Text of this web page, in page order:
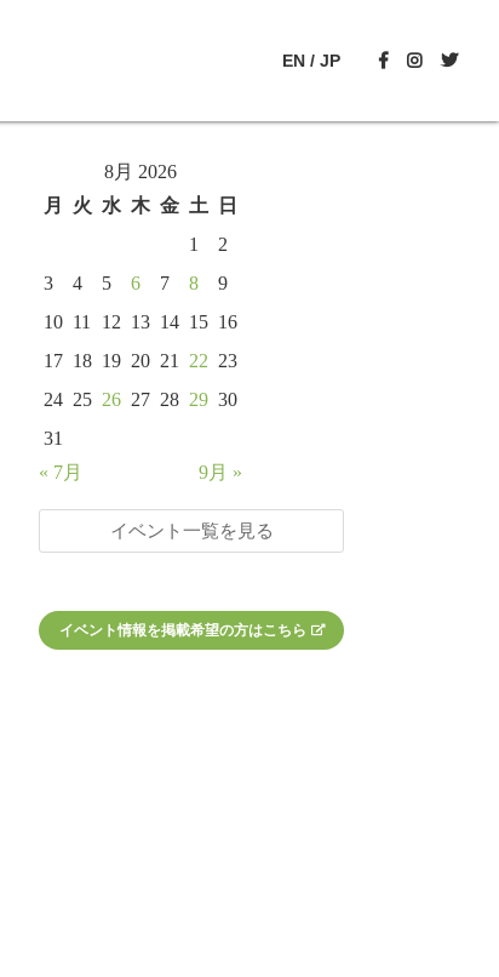
EN / JP
8月 2026
月
火 水 木 金 土
日
1
2
3
4 5 6 7 8
9
10 11 12 13 14 15 16
17 18 19 20 21 22 23
24 25 26 27 28 29 30
31
« 7月
9月 »
イベント一覧を見る
イベント情報を掲載希望の方はこちら